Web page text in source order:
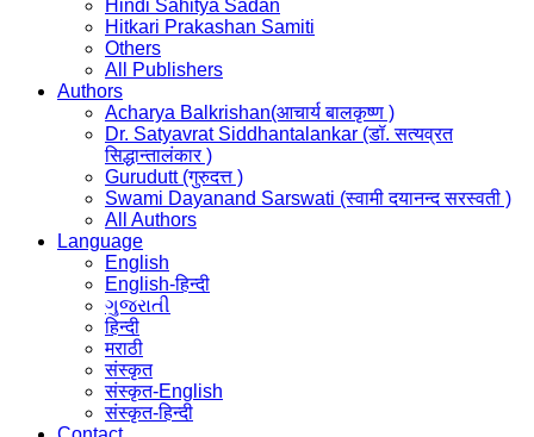
Hindi Sahitya Sadan
Hitkari Prakashan Samiti
Others
All Publishers
Authors
Acharya Balkrishan(आचार्य बालकृष्ण )
Dr. Satyavrat Siddhantalankar (डॉ. सत्यव्रत
सिद्धान्तालंकार )
Gurudutt (गुरुदत्त )
Swami Dayanand Sarswati (स्वामी दयानन्द सरस्वती )
All Authors
Language
English
English-हिन्दी
ગુજરાતી
हिन्दी
मराठी
संस्कृत
संस्कृत-English
संस्कृत-हिन्दी